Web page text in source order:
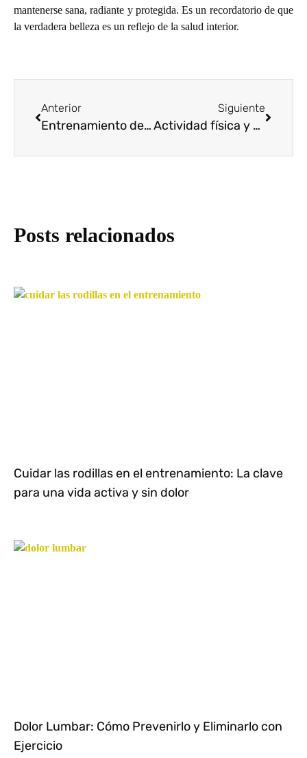
mantenerse sana, radiante y protegida. Es un recordatorio de que
la verdadera belleza es un reflejo de la salud interior.
Anterior
Entrenamiento de Fuerza para Mujeres: Por Qué Es la Revolución Fitness de 2025
Siguiente
Actividad física y cáncer: prevención y recuperación para pacientes y supervivientes
Posts relacionados
Cuidar las rodillas en el entrenamiento: La clave
para una vida activa y sin dolor
Dolor Lumbar: Cómo Prevenirlo y Eliminarlo con
Ejercicio